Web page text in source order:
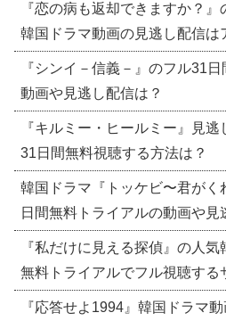
『恋の病も返却できますか？』
韓国ドラマ動画の見逃し配信は
『シンイ－信義－』のフル31
動画や見逃し配信は？
『キルミー・ヒールミー』見
31日間無料視聴する方法は？
韓国ドラマ『トッケビ〜君がく
日間無料トライアルの動画や見
『私だけに見える探偵』の人
無料トライアルでフル視聴する
『応答せよ1994』韓国ドラマ